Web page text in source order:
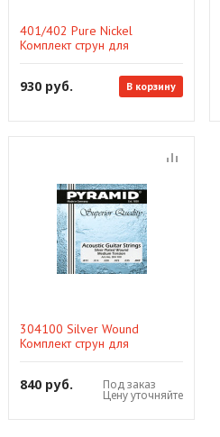
401/402 Pure Nickel
Комплект струн для
930 руб. В корзину
304100 Silver Wound
Комплект струн для
840 руб. Под заказ
Цену уточняйте